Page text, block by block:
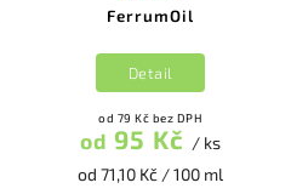
FerrumOil
od 79 Kč bez DPH
od 95 Kč / ks
od 71,10 Kč / 100 ml
Detail